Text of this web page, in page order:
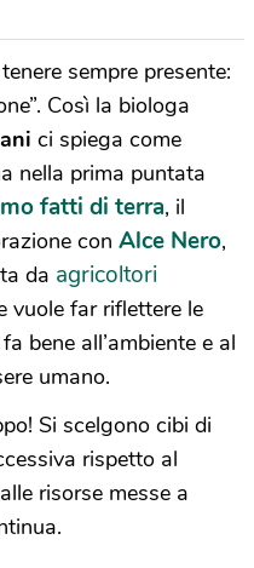
sempre presente:
Così la biologa
ci spiega come
nella prima puntata
fatti di terra, il
con Alce Nero,
da agricoltori
vuole far riflettere le
bene all’ambiente e al
umano.
Si scelgono cibi di
rispetto al
risorse messe a